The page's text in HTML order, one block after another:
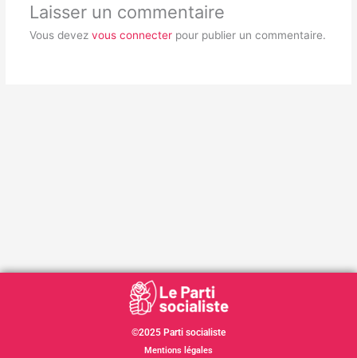
Laisser un commentaire
Vous devez vous connecterpour publier un commentaire.
©2025 Parti socialiste
Mentions légales